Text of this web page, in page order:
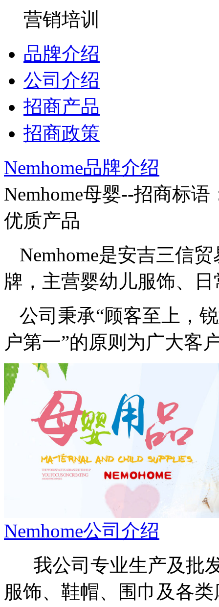
营销培训
品牌介绍
公司介绍
招商产品
招商政策
Nemhome品牌介绍
Nemhome母婴--招商标语
优质产品
Nemhome是安吉三信
牌，主营婴幼儿服饰、
公司秉承“顾客至上，
户第一”的原则为广大客
Nemhome公司介绍
我公司专业生产及批
服饰、鞋帽、围巾及各